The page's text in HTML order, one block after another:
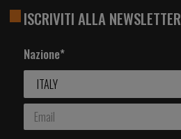
ISCRIVITI ALLA NEWSLETTER
Nazione*